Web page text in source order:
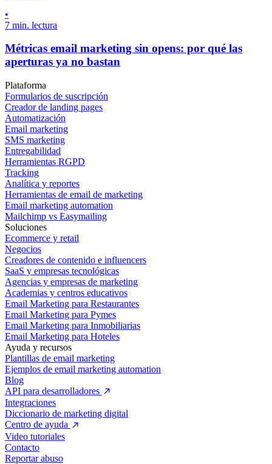
•
7 min. lectura
Métricas email marketing sin opens: por qué las
aperturas ya no bastan
Plataforma
Formularios de suscripción
Creador de landing pages
Automatización
Email marketing
SMS marketing
Entregabilidad
Herramientas RGPD
Tracking
Analítica y reportes
Herramientas de email de marketing
Email marketing automation
Mailchimp vs Easymailing
Soluciones
Ecommerce y retail
Negocios
Creadores de contenido e influencers
SaaS y empresas tecnológicas
Agencias y empresas de marketing
Academias y centros educativos
Email Marketing para Restaurantes
Email Marketing para Pymes
Email Marketing para Inmobiliarias
Email Marketing para Hoteles
Ayuda y recursos
Plantillas de email marketing
Ejemplos de email marketing automation
Blog
API para desarrolladores
Integraciones
Diccionario de marketing digital
Centro de ayuda
Video tutoriales
Contacto
Reportar abuso